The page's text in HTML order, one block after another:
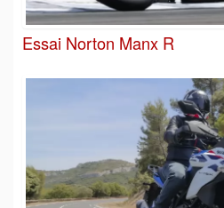
Essai Norton Manx R